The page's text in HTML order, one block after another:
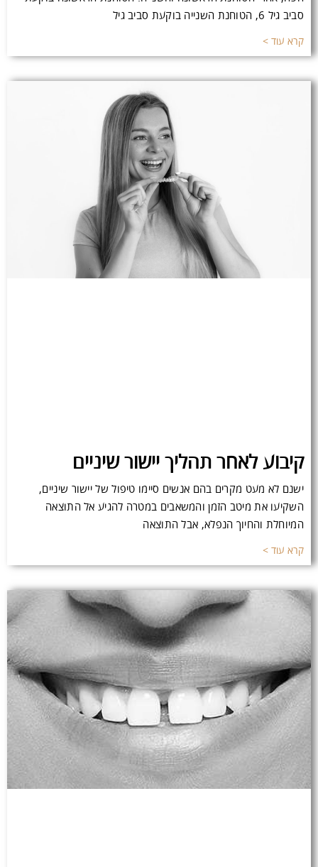
סביב גיל 6, הטוחנת השנייה בוקעת סביב גיל
קרא עוד >
קיבוע לאחר תהליך יישור שיניים
ישנם לא מעט מקרים בהם אנשים סיימו טיפול של יישור שיניים,
השקיעו את מיטב הזמן והמשאבים במטרה להגיע אל התוצאה
המיוחלת והחיוך הנפלא, אבל התוצאה
קרא עוד >